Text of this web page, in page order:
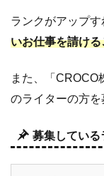
ルー
しっ
守ろ
う！
ライテ
ランクがアップす
いお仕事を請け
また、「CROCO
のライターの方を
募集している